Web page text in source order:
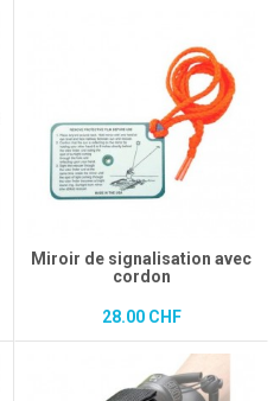
Miroir de signalisation avec
cordon
28.00 CHF